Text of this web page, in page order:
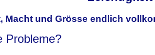
Macht und Grösse endlich
Probleme?